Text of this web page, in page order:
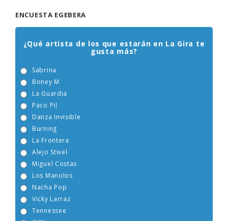
ENCUESTA EGEBERA
¿Qué artista de los que estarán en La Gira te
gusta más?
Sabrina
Boney M
La Guardia
Paco Pil
Danza Invisible
Burning
La Frontera
Alejo Stivel
Miguel Costas
Los Manolos
Nacha Pop
Vicky Larraz
Tennessee